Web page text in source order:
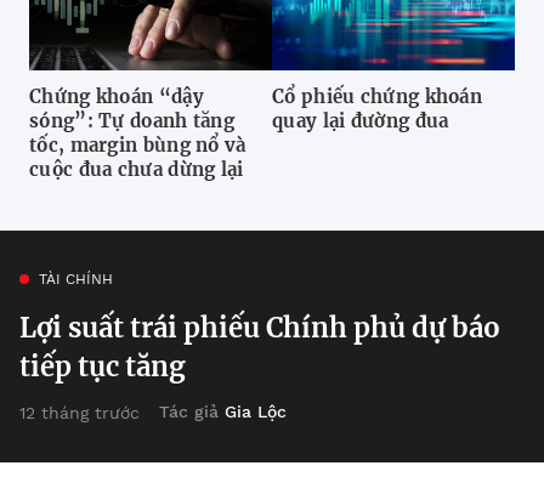
Chứng khoán “dậy
sóng”: Tự doanh tăng
tốc, margin bùng nổ và
cuộc đua chưa dừng lại
Cổ phiếu chứng khoán
quay lại đường đua
TÀI CHÍNH
Lợi suất trái phiếu Chính phủ dự báo
tiếp tục tăng
12 tháng trước Tác giả Gia Lộc